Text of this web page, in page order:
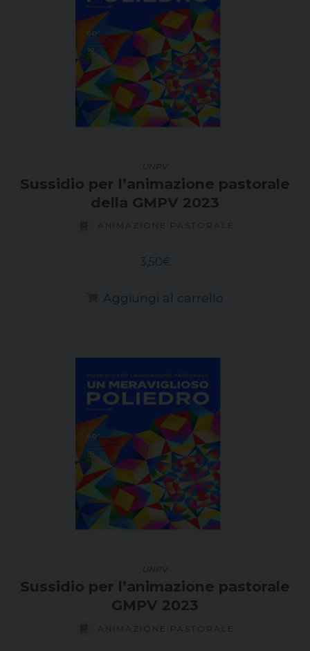
UNPV
Sussidio per l’animazione pastorale
della GMPV 2023
ANIMAZIONE PASTORALE
3,50€
Aggiungi al carrello
UNPV
Sussidio per l’animazione pastorale
GMPV 2023
ANIMAZIONE PASTORALE